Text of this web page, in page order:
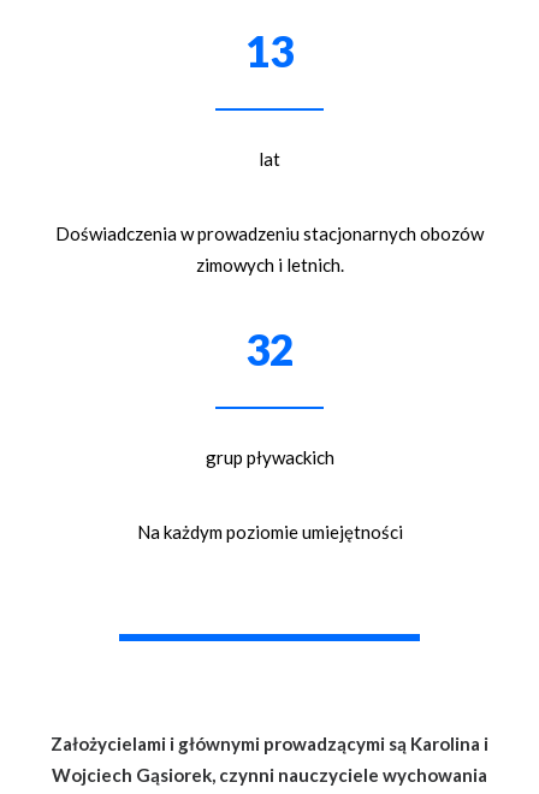
13
lat
Doświadczenia w prowadzeniu stacjonarnych obozów
zimowych i letnich.
32
grup pływackich
Na każdym poziomie umiejętności
Założycielami i głównymi prowadzącymi są Karolina i
Wojciech Gąsiorek, czynni nauczyciele wychowania